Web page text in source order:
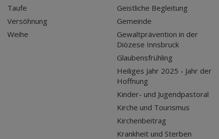
Taufe
Versöhnung
Weihe
Geistliche Begleitung
Gemeinde
Gewaltprävention in der
Diözese Innsbruck
Glaubensfrühling
Heiliges Jahr 2025 - Jahr der
Hoffnung
Kinder- und Jugendpastoral
Kirche und Tourismus
Kirchenbeitrag
Krankheit und Sterben